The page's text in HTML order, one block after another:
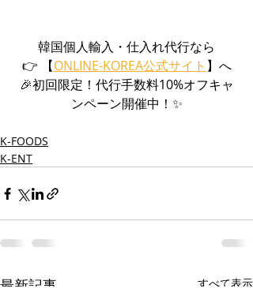
韓国個人輸入・仕入れ代行なら
👉 【ONLINE-KOREA公式サイト 】へ
🎉初回限定！代行手数料10%オフキャ
ンペーン開催中！✨
K-FOODS
K-ENT
最新記事 すべて表示